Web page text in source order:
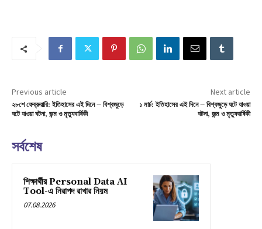
Previous article
২৮শে ফেব্রুয়ারি: ইতিহাসের এই দিনে – বিশ্বজুড়ে
ঘটে যাওয়া ঘটনা, জন্ম ও মৃত্যুবার্ষিকী
Next article
১ মার্চ: ইতিহাসের এই দিনে – বিশ্বজুড়ে ঘটে যাওয়া
ঘটনা, জন্ম ও মৃত্যুবার্ষিকী
সর্বশেষ
শিক্ষার্থীর Personal Data AI
Tool-এ নিরাপদ রাখার নিয়ম
07.08.2026